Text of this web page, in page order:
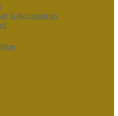
& Accessories